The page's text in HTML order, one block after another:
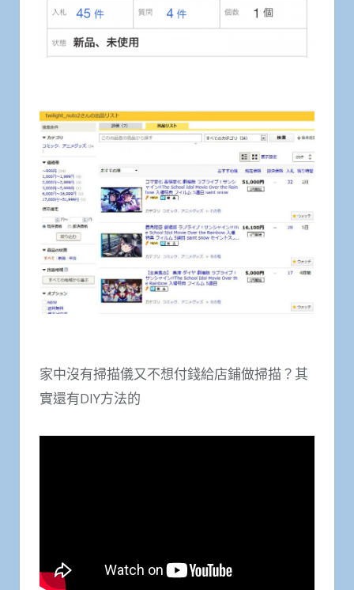
家中沒有掃描儀又不想付錢給店鋪做掃描？其
實還有DIY方法的